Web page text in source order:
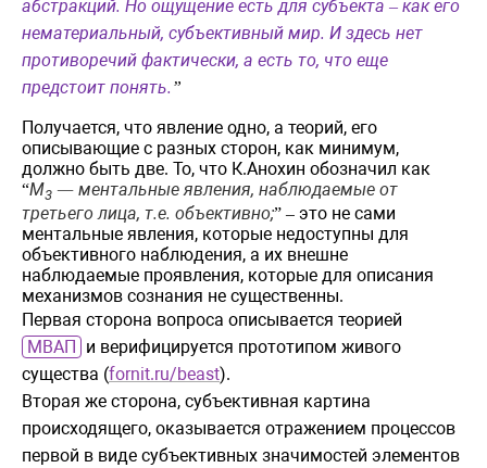
абстракций. Но ощущение есть для субъекта – как его
нематериальный, субъективный мир. И здесь нет
противоречий фактически, а есть то, что еще
предстоит понять. ”
Получается, что явление одно, а теорий, его
описывающие с разных сторон, как минимум,
должно быть две. То, что К.Анохин обозначил как
“М3 — ментальные явления, наблюдаемые от
третьего лица, т.е. объективно;” – это не сами
ментальные явления, которые недоступны для
объективного наблюдения, а их внешне
наблюдаемые проявления, которые для описания
механизмов сознания не существенны.
Первая сторона вопроса описывается теорией
МВАП
и верифицируется прототипом живого
существа (fornit.ru/beast).
Вторая же сторона, субъективная картина
происходящего, оказывается отражением процессов
первой в виде субъективных значимостей элементов